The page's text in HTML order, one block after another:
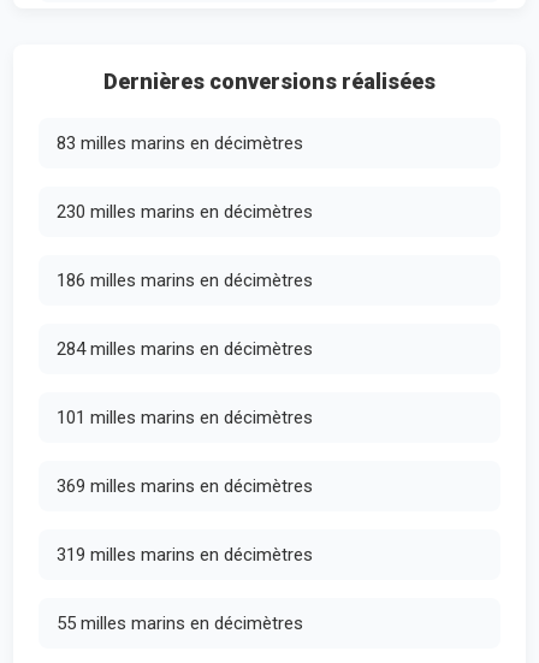
Dernières conversions réalisées
83 milles marins en décimètres
230 milles marins en décimètres
186 milles marins en décimètres
284 milles marins en décimètres
101 milles marins en décimètres
369 milles marins en décimètres
319 milles marins en décimètres
55 milles marins en décimètres